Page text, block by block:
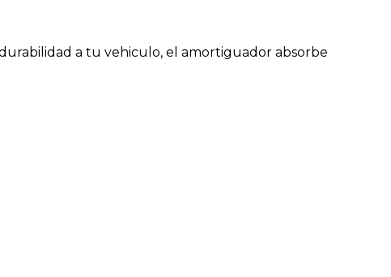
a tu vehiculo, el amortiguador absorbe